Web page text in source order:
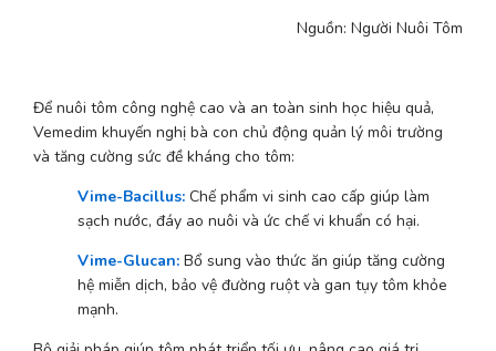
Nguồn: Người Nuôi Tôm
Để nuôi tôm công nghệ cao và an toàn sinh học hiệu quả,
Vemedim khuyến nghị bà con chủ động quản lý môi trường
và tăng cường sức đề kháng cho tôm:
Vime-Bacillus: Chế phẩm vi sinh cao cấp giúp làm
sạch nước, đáy ao nuôi và ức chế vi khuẩn có hại.
Vime-Glucan: Bổ sung vào thức ăn giúp tăng cường
hệ miễn dịch, bảo vệ đường ruột và gan tụy tôm khỏe
mạnh.